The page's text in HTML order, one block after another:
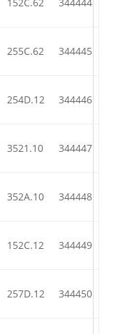
255C.62 344445
254D.12 344446
3521.10 344447
352A.10 344448
152C.12 344449
257D.12 344450